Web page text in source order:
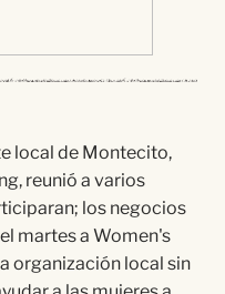
local de Montecito,
reunió a varios
los negocios
martes a Women's
organización local sin